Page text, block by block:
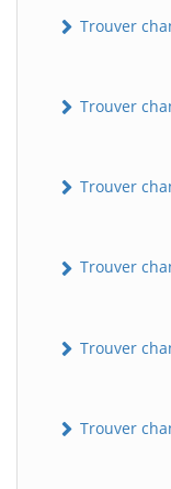
Trouver
Trouver
Trouver
Trouver
Trouver
Trouver